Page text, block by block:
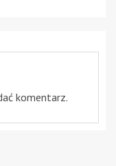
komentarz.